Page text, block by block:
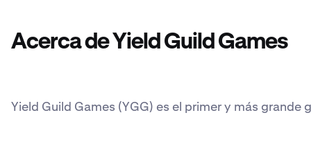
Acerca de Yield Guild Games
Yield Guild Games (YGG) es el primer y más